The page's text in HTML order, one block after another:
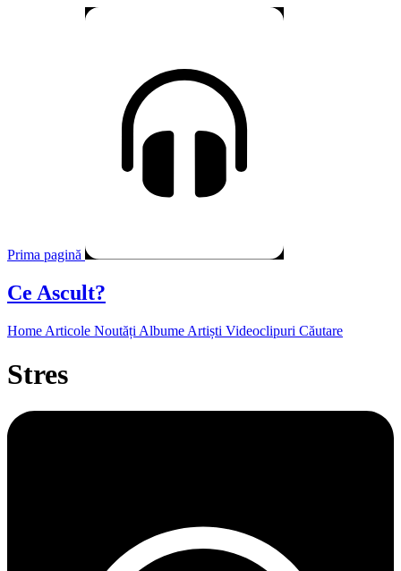
Prima pagină
Ce Ascult?
Home Articole Noutăți Albume Artiști Videoclipuri Căutare
Stres